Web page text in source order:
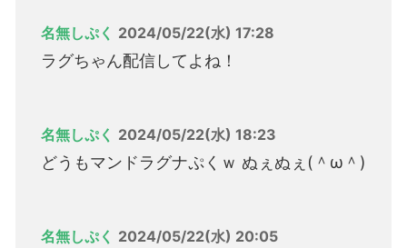
名無しぷく 2024/05/22(水) 17:28
ラグちゃん配信してよね！
名無しぷく 2024/05/22(水) 18:23
どうもマンドラグナぷくｗ ぬぇぬぇ(＾ω＾)
名無しぷく 2024/05/22(水) 20:05